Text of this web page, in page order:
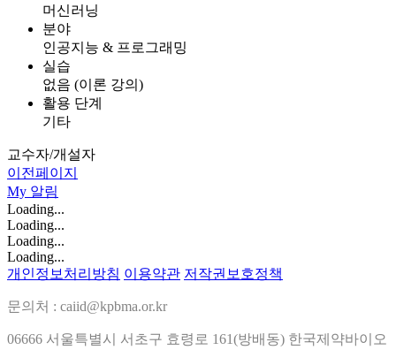
머신러닝
분야
인공지능 & 프로그래밍
실습
없음 (이론 강의)
활용 단계
기타
교수자/개설자
이전페이지
My 알림
Loading...
Loading...
Loading...
Loading...
개인정보처리방침 이용약관 저작권보호정책
문의처 : caiid@kpbma.or.kr
06666 서울특별시 서초구 효령로 161(방배동) 한국제약바이오